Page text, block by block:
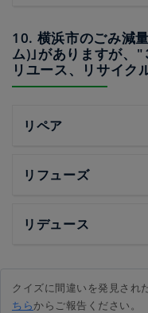
10. 横浜市のごみ減
ム)｣がありますが、"
リユース、リサイク
リペア
リフューズ
リデュース
クイズに間違いを発見され
ちらからご報告ください。